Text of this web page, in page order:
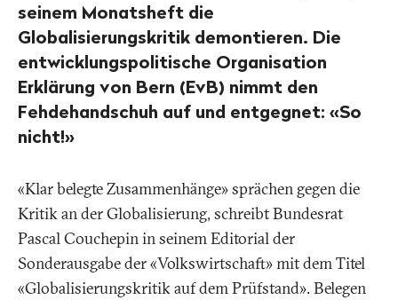
seinem Monatsheft die
Globalisierungskritik demontieren. Die
entwicklungspolitische Organisation
Erklärung von Bern (EvB) nimmt den
Fehdehandschuh auf und entgegnet: «So
nicht!»
«Klar belegte Zusammenhänge» sprächen gegen die
Kritik an der Globalisierung, schreibt Bundesrat
Pascal Couchepin in seinem Editorial der
Sonderausgabe der «Volkswirtschaft» mit dem Titel
«Globalisierungskritik auf dem Prüfstand». Belegen